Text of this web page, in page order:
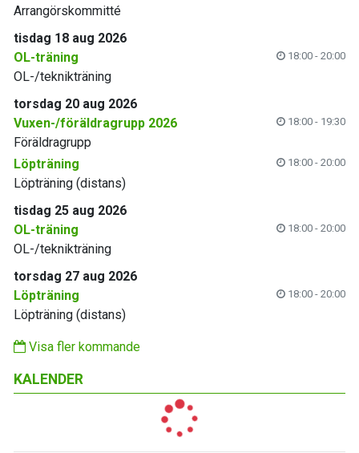
Arrangörskommitté
tisdag 18 aug 2026
OL-träning
18:00 - 20:00
OL-/teknikträning
torsdag 20 aug 2026
Vuxen-/föräldragrupp 2026
18:00 - 19:30
Föräldragrupp
Löpträning
18:00 - 20:00
Löpträning (distans)
tisdag 25 aug 2026
OL-träning
18:00 - 20:00
OL-/teknikträning
torsdag 27 aug 2026
Löpträning
18:00 - 20:00
Löpträning (distans)
Visa fler kommande
KALENDER